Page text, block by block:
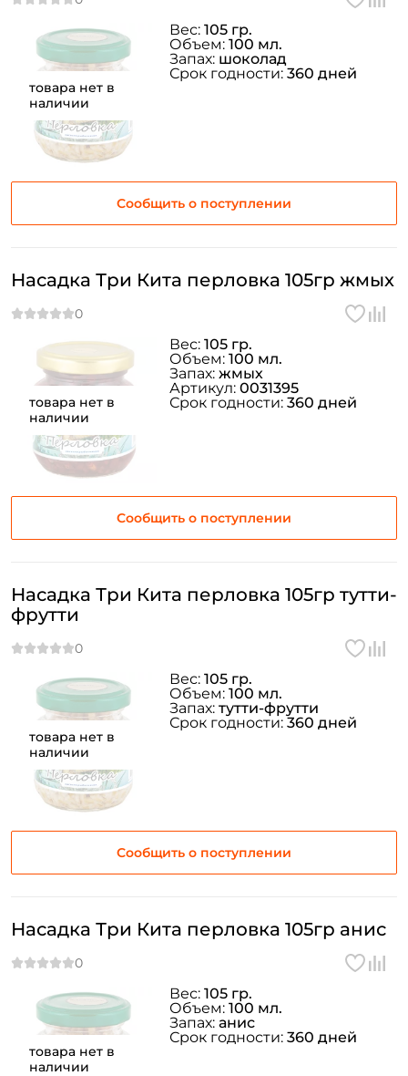
товара нет в
наличии
Сообщить о поступлении
Вес: 105 гр.
Объем: 100 мл.
Запах: шоколад
Срок годности: 360 дней
товара нет в
наличии
Насадка Три Кита перловка 105гр жмых
Сообщить о поступлении
Вес: 105 гр.
Объем: 100 мл.
Запах: жмых
Артикул: 0031395
Срок годности: 360 дней
товара нет в
наличии
Насадка Три Кита перловка 105гр тутти-
фрутти
Сообщить о поступлении
Вес: 105 гр.
Объем: 100 мл.
Запах: тутти-фрутти
Срок годности: 360 дней
товара нет в
наличии
Насадка Три Кита перловка 105гр анис
Вес: 105 гр.
Объем: 100 мл.
Запах: анис
Срок годности: 360 дней
Создать аккаунт
ФИО: *
Придумайте пароль: *
Повторите пароль: *
Заполняя данную форму вы соглашаетесь на обработку
персональных данных
У меня уже есть аккаунт